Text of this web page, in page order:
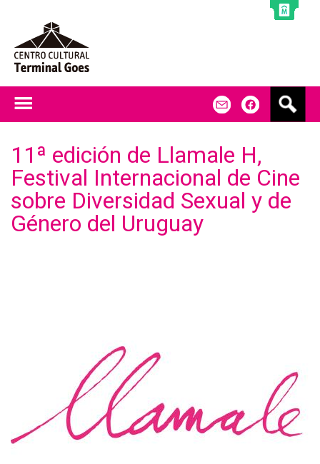
11ª edición de Llamale H,
Festival Internacional de Cine
sobre Diversidad Sexual y de
Género del Uruguay
s
r